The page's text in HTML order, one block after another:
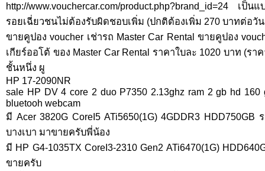
http://www.vouchercar.com/product.php?brand_id=24 เป็
รอยเฉี่ยวชนไม่ต้องรับผิดชอบเพิ่ม (ปกติต้องเพิ่ม 270 บาทต่อวั
ขายคูปอง voucher เช่ารถ Master Car Rental ขายคูปอง
เกียร์ออโต้ ของ Master Car Rental ราคาใบละ 1020 บาท (ร
ชั้นหนึ่ง ผู
HP 17-2090NR
sale HP DV 4 core 2 duo P7350 2.13ghz ram 2 gb hd 160
bluetooh webcam
มี Acer 3820G CoreI5 ATi5650(1G) 4GDDR3 HDD750GB
บางเบา มาขายครับพี่น้อง
มี HP G4-1035TX CoreI3-2310 Gen2 ATi6470(1G)
ขายครับ